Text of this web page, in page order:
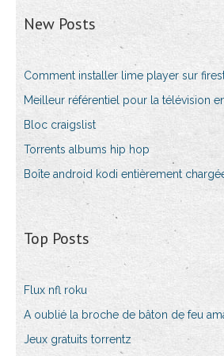
New Posts
Comment installer lime player sur
Meilleur référentiel pour la télévision
Bloc craigslist
Torrents albums hip hop
Boîte android kodi entièrement
Top Posts
Flux nfl roku
A oublié la broche de bâton de feu
Jeux gratuits torrentz